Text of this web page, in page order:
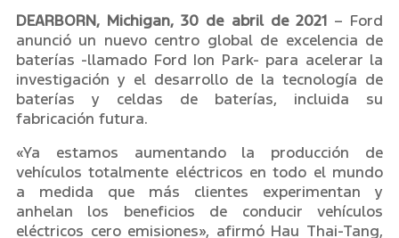
DEARBORN, Michigan, 30 de abril de 2021 – Ford
anunció un nuevo centro global de excelencia de
baterías -llamado Ford Ion Park- para acelerar la
investigación y el desarrollo de la tecnología de
baterías y celdas de baterías, incluida su
fabricación futura.
«Ya estamos aumentando la producción de
vehículos totalmente eléctricos en todo el mundo
a medida que más clientes experimentan y
anhelan los beneficios de conducir vehículos
eléctricos cero emisiones», afirmó Hau Thai-Tang,